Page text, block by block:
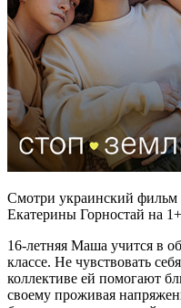
Смотри украинский фильм
Екатерины Горностай на
16-летняя Маша учится в
классе. Не чувствовать
коллективе ей помогают
своему проживая